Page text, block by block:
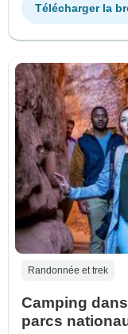
Télécharger la
Randonnée et trek
Camping
parcs